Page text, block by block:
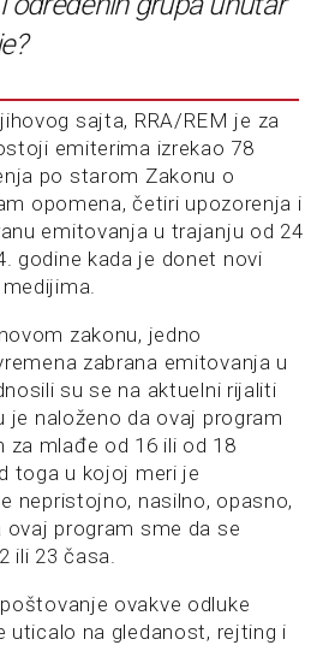
sajta, RRA/REM je za
emiterima izrekao 78
po starom Zakonu o
opomena, četiri upozorenja i
emitovanja u trajanju od 24
godine kada je donet novi
zakonu, jedno
zabrana emitovanja u
su se na aktuelni rijaliti
je naloženo da ovaj program
za mlađe od 16 ili od 18
toga u kojoj meri je
nepristojno, nasilno, opasno,
ovaj program sme da se
ili 23 časa.
ovakve odluke
uticalo na gledanost, rejting i